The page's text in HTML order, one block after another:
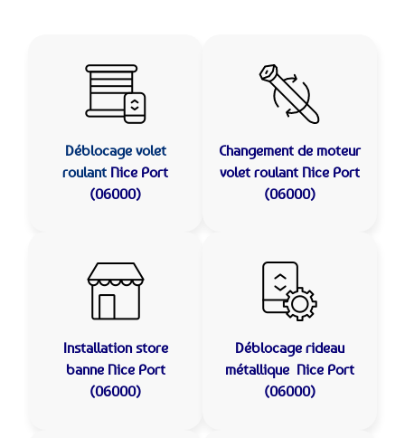
Déblocage volet
roulant Nice Port
(06000)
Changement de moteur
volet roulant Nice Port
(06000)
Installation store
banne Nice Port
(06000)
Déblocage rideau
métallique Nice Port
(06000)